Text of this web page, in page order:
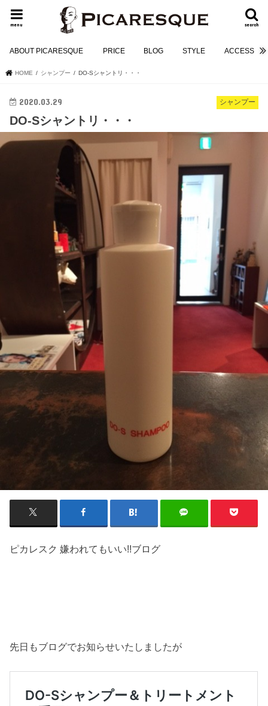
search
menu
ABOUT PICARESQUE PRICE BLOG STYLE ACCESS
HOME シャンプー DO-Sシャントリ・・・
シャンプー
2020.03.29
DO-Sシャントリ・・・
ピカレスク 嫌われてもいい!!ブログ
先日もブログでお知らせいたしましたが